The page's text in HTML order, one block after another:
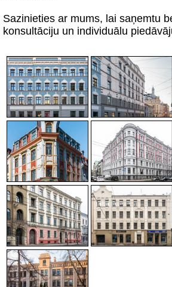
Sazinieties ar mums, lai saņemtu
konsultāciju un individuālu